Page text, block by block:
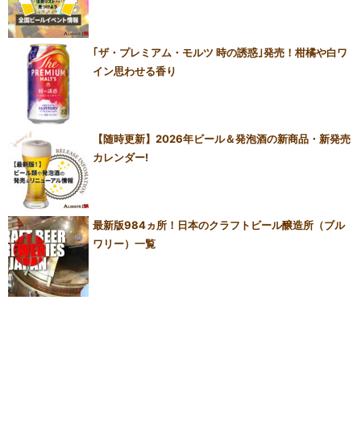
｢ザ・プレミアム・モルツ 時の誘惑｣発売！柑橘や白ワ
イン思わせる香り
【随時更新】2026年ビール＆発泡酒の新商品・新発売
カレンダー!
最新版984ヵ所！日本のクラフトビール醸造所（ブル
ワリー）一覧